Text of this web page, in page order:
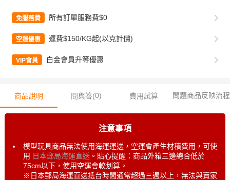
免服務費 所有訂單服務費$0
空運優惠 運費$150/KG起(以克計價)
VIP會員 白金會員升等優惠
商品說明 問與答(0) 費用試算 問題商品反映流程
注意事項
模型玩具商品無法使用海運運送，空運會產生材積費用，可使
用 日本郵局海運直送。貼心提醒：商品外箱三邊總合低於
75cm以下，使用空運會較划算。
※日本郵局海運直送抵台時間通常超過三週以上，無法與賣家